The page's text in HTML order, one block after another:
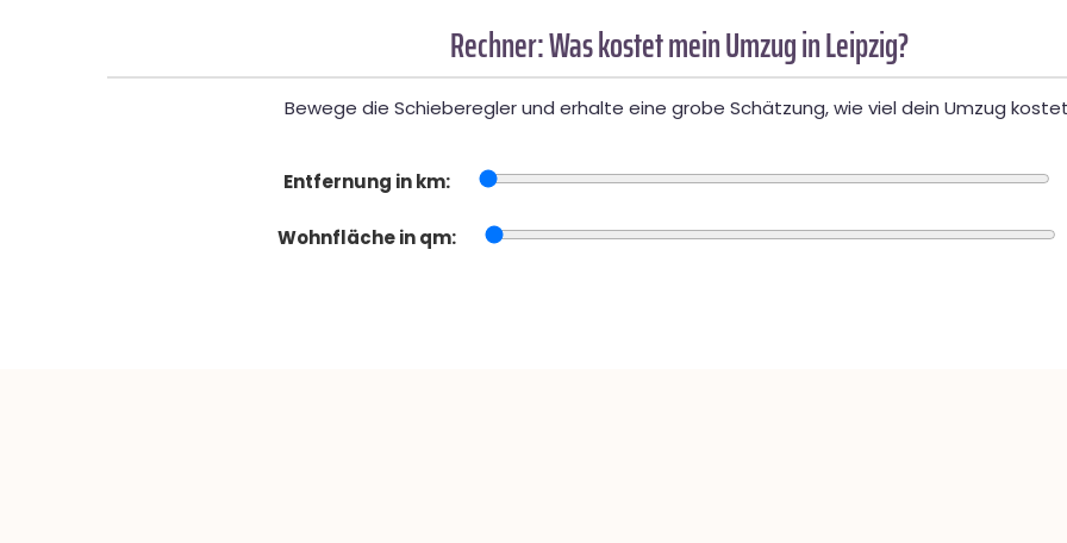
Rechner: Was kostet mein Umzug in Leipzig?
Bewege die Schieberegler und erhalte eine grobe Schätzung, wie viel dein Umzug
Entfernung in km:
Wohnfläche in qm: